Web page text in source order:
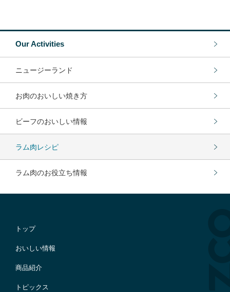
Our Activities
ニュージーランド
お肉のおいしい焼き方
ビーフのおいしい情報
ラム肉レシピ
ラム肉のお役立ち情報
トップ
おいしい情報
商品紹介
トピックス